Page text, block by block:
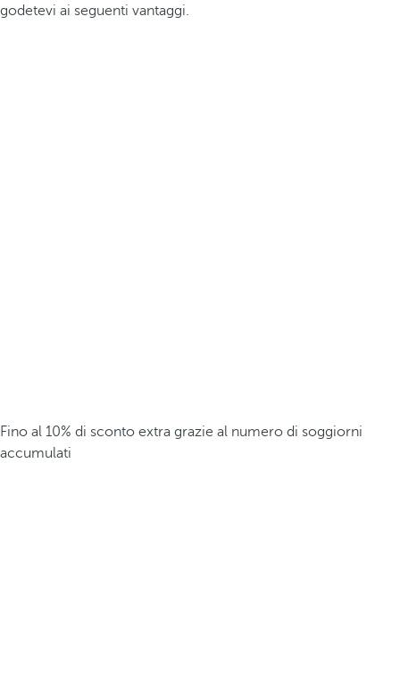
godetevi ai seguenti vantaggi.
Fino al 10% di sconto extra grazie al numero di soggiorni
accumulati